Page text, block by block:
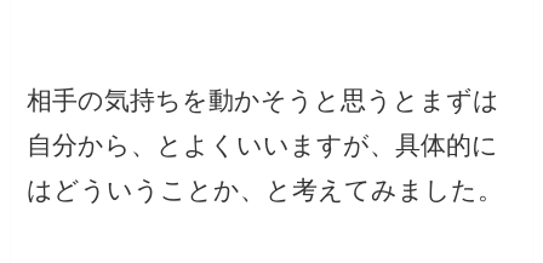
相手の気持ちを動かそうと思うとまずは
自分から、とよくいいますが、具体的に
はどういうことか、と考えてみました。